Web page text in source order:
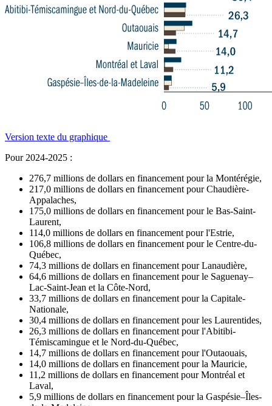
Version texte du graphique
Pour 2024-2025 :
276,7 millions de dollars en financement pour la Montérégie,
217,0 millions de dollars en financement pour Chaudière-
Appalaches,
175,0 millions de dollars en financement pour le Bas-Saint-
Laurent,
114,0 millions de dollars en financement pour l'Estrie,
106,8 millions de dollars en financement pour le Centre-du-
Québec,
74,3 millions de dollars en financement pour Lanaudière,
64,6 millions de dollars en financement pour le Saguenay–
Lac-Saint-Jean et la Côte-Nord,
33,7 millions de dollars en financement pour la Capitale-
Nationale,
30,4 millions de dollars en financement pour les Laurentides,
26,3 millions de dollars en financement pour l'Abitibi-
Témiscamingue et le Nord-du-Québec,
14,7 millions de dollars en financement pour l'Outaouais,
14,0 millions de dollars en financement pour la Mauricie,
11,2 millions de dollars en financement pour Montréal et
Laval,
5,9 millions de dollars en financement pour la Gaspésie–Îles-